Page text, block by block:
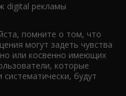
digital рекламы
помните о том, что
могут задеть чувства
или косвенно имеющих
которые
будут